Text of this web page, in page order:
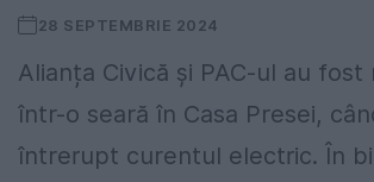
28 SEPTEMBRIE 2024
Alianța Civică și PAC-ul au fost
într-o seară în Casa Presei,
întrerupt curentul electric. În